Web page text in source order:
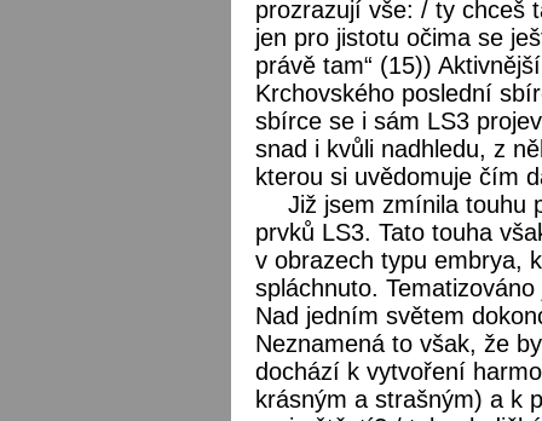
prozrazují vše: / ty chceš
jen pro jistotu očima se
právě tam“ (15))
Krchovského poslední
sbírce se i sám LS3
snad i kvůli nadhledu, z
kterou si uvědomuje čím
Již jsem zmínila touhu
prvků LS3. Tato touha
v obrazech typu embrya,
spláchnuto.
Nad jedním světem
Neznamená to však, že
dochází k vytvoření
krásným a strašným) a k